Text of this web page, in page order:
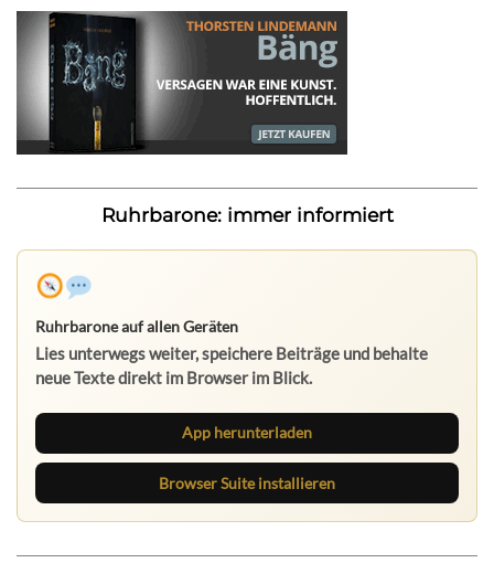
Ruhrbarone: immer informiert
Ruhrbarone auf allen Geräten
Lies unterwegs weiter, speichere Beiträge und behalte
neue Texte direkt im Browser im Blick.
App herunterladen
Browser Suite installieren